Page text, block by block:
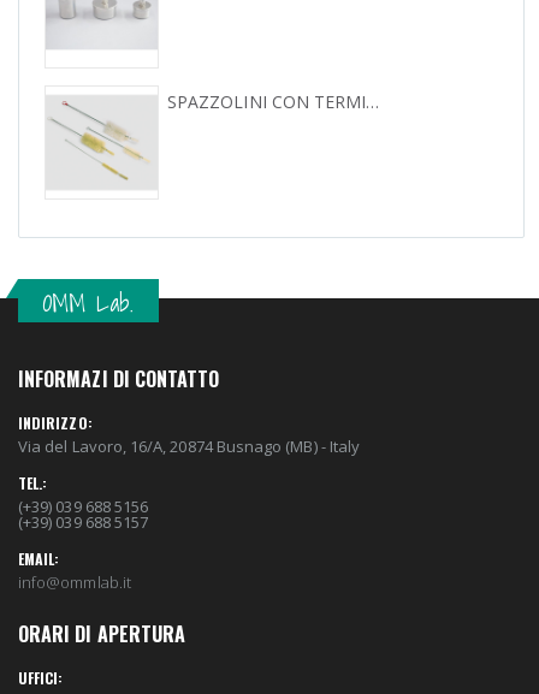
SPAZZOLINI CON TERMINALE A CIUFFO
OMM Lab.
INFORMAZI DI CONTATTO
INDIRIZZO:
Via del Lavoro, 16/A, 20874 Busnago (MB) - Italy
TEL.:
(+39) 039 688 5156
(+39) 039 688 5157
EMAIL:
info@ommlab.it
ORARI DI APERTURA
UFFICI: